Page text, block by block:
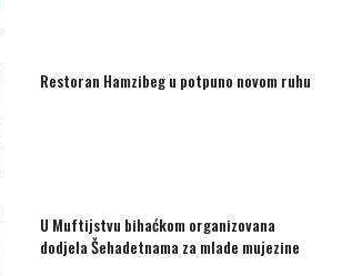
Restoran Hamzibeg u potpuno novom ruhu
U Muftijstvu bihaćkom organizovana
dodjela Šehadetnama za mlade mujezine